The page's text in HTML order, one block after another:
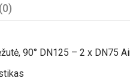
90° DN125 – 2 x DN75